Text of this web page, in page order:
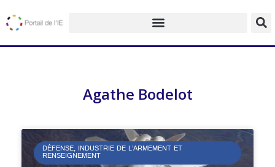
Agathe Bodelot
DÉFENSE, INDUSTRIE DE L’ARMEMENT ET
RENSEIGNEMENT